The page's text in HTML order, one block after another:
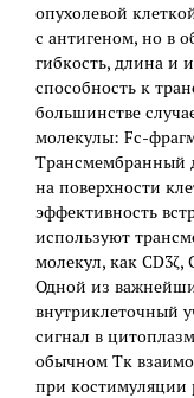
опухолевой
с антигеном, но в
гибкость, длина и
способность к
большинстве
молекулы: Fc-
Трансмембранный
на поверхности
эффективность
используют
молекул, как CD3ζ,
Одной из
внутриклеточный
сигнал в
обычном Тк
при костимуляции